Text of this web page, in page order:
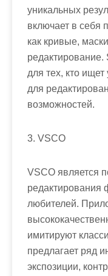
уникальных
включает в себя
как кривые,
для тех, кто
для
возможностей.
3. VSCO
VSCO является
редактирования
любителей.
имитируют
предлагает ряд
экспозиции,